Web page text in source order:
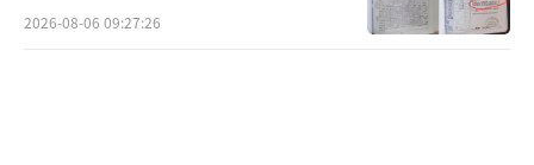
2026-08-06 09:27:26